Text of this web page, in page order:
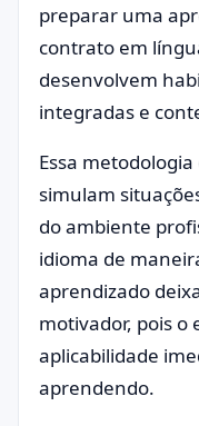
preparar uma
contrato em
desenvolvem
integradas e
Essa
simulam
do ambiente
idioma de
aprendizado
motivador, pois o
aplicabilidade
aprendendo.